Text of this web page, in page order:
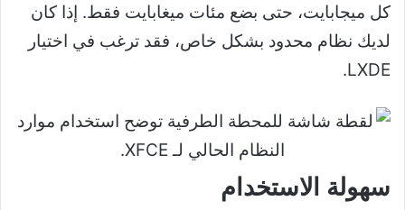
كل ميجابايت، حتى بضع مئات ميغابايت فقط. إذا كان
لديك نظام محدود بشكل خاص، فقد ترغب في اختيار
LXDE.
سهولة الاستخدام